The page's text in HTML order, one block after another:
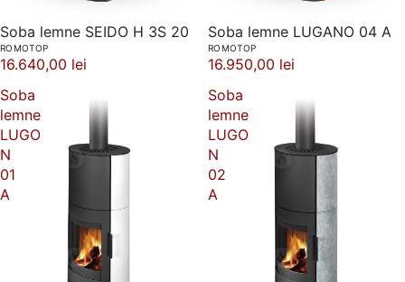
Soba lemne SEIDO H 3S 20
ROMOTOP
16.640,00 lei
Soba lemne LUGANO 04 A
ROMOTOP
16.950,00 lei
Soba
lemne
LUGO
N
01
A
Soba
lemne
LUGO
N
02
A